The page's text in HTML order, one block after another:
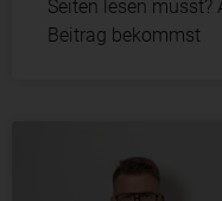
Seiten lesen musst?
Beitrag bekommst